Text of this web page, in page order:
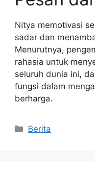
Nitya memotivasi
sadar dan
Menurutnya,
rahasia untuk
seluruh dunia ini,
fungsi dalam
berharga.
Kategori
Berita